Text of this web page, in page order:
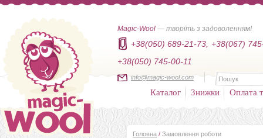
Magic-Wool — творіть з задоволенням!
+38(050) 689-21-73,
+38(067)
+38(050) 745-00-11
info@magic-wool.com
Каталог Знижки Оплата
Головна / Замовлення роботи